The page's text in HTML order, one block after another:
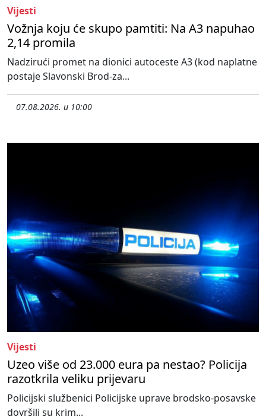
Vijesti
Vožnja koju će skupo pamtiti: Na A3 napuhao
2,14 promila
Nadzirući promet na dionici autoceste A3 (kod naplatne
postaje Slavonski Brod-za...
07.08.2026. u 10:00
Vijesti
Uzeo više od 23.000 eura pa nestao? Policija
razotkrila veliku prijevaru
Policijski službenici Policijske uprave brodsko-posavske
dovršili su krim...